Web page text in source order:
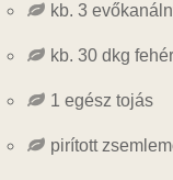
kb. 3
kb. 30 dkg
1 egész tojás
pirított